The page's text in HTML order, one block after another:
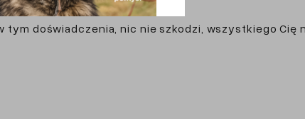
doświadczenia, nic nie szkodzi, wszystkiego Cię